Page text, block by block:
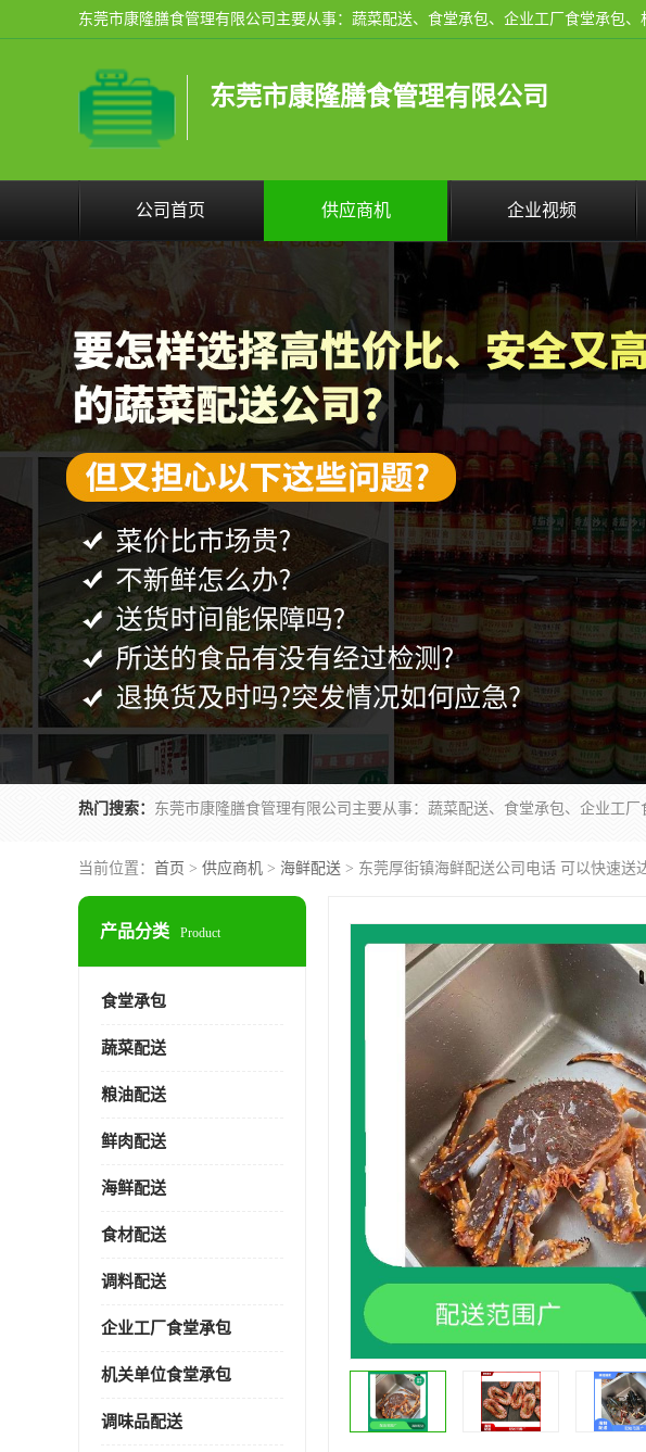
东莞市康隆膳食管理有限公司
公司首页 供应商机 企业视频
热门搜索：
当前位置： 首页 > 供应商机 > 海鲜配送 > 东莞厚街镇海鲜配送公司电话 可以快速送
产品分类 Product
食堂承包
蔬菜配送
粮油配送
鲜肉配送
海鲜配送
食材配送
调料配送
企业工厂食堂承包
机关单位食堂承包
调味品配送